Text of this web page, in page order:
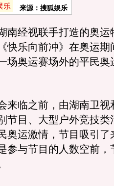
来源：搜狐娱乐
经视联手打造的奥运
快乐向前冲》在奥运期
场奥运赛场外的平民奥
临之前，由湖南卫视
节目、大型户外竞技类
奥运激情，节目吸引了
参与节目的人数空前，